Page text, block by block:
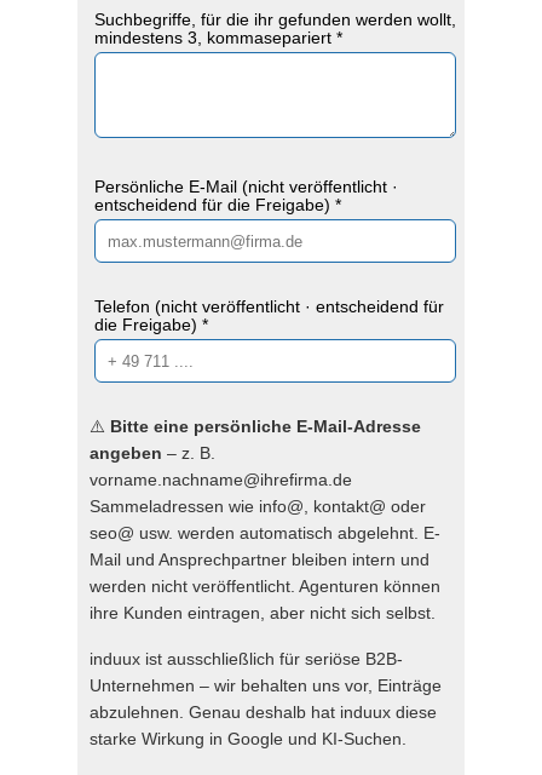
Suchbegriffe, für die ihr gefunden werden wollt,
mindestens 3, kommasepariert *
Persönliche E-Mail (nicht veröffentlicht ·
entscheidend für die Freigabe) *
Telefon (nicht veröffentlicht · entscheidend für
die Freigabe) *
⚠️ Bitte eine persönliche E-Mail-Adresse
angeben – z. B.
vorname.nachname@ihrefirma.de
Sammeladressen wie info@, kontakt@ oder
seo@ usw. werden automatisch abgelehnt. E-
Mail und Ansprechpartner bleiben intern und
werden nicht veröffentlicht. Agenturen können
ihre Kunden eintragen, aber nicht sich selbst.
induux ist ausschließlich für seriöse B2B-
Unternehmen – wir behalten uns vor, Einträge
abzulehnen. Genau deshalb hat induux diese
starke Wirkung in Google und KI-Suchen.